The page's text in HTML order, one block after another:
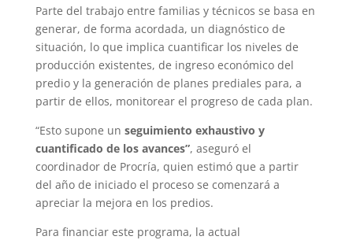
Parte del trabajo entre familias y técnicos se basa en
generar, de forma acordada, un diagnóstico de
situación, lo que implica cuantificar los niveles de
producción existentes, de ingreso económico del
predio y la generación de planes prediales para, a
partir de ellos, monitorear el progreso de cada plan.
“Esto supone un seguimiento exhaustivo y
cuantificado de los avances”, aseguró el
coordinador de Procría, quien estimó que a partir
del año de iniciado el proceso se comenzará a
apreciar la mejora en los predios.
Para financiar este programa, la actual